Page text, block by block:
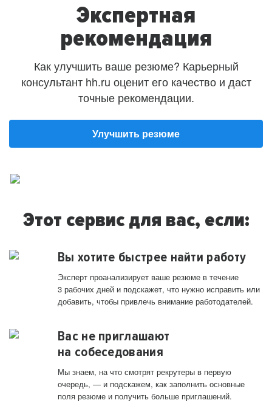
Экспертная
рекомендация
Как улучшить ваше резюме? Карьерный
консультант hh.ru оценит его качество и даст
точные рекомендации.
Улучшить резюме
Этот сервис для вас, если:
Вы хотите быстрее найти работу
Эксперт проанализирует ваше резюме в течение
3 рабочих дней и подскажет, что нужно исправить или
добавить, чтобы привлечь внимание работодателей.
Вас не приглашают
на собеседования
Мы знаем, на что смотрят рекрутеры в первую
очередь, — и подскажем, как заполнить основные
поля резюме и получить больше приглашений.